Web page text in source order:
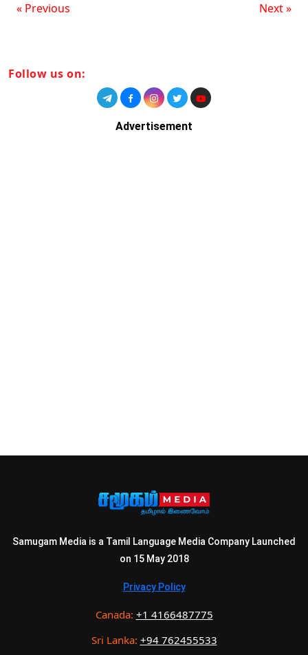
« Previous Next »
Follow us on:
Advertisement
Samugam Media is a Tamil Language Media Company Launched
on 15 May 2018
Privacy Policy
Canada: +1 4166487775
Sri Lanka: +94 762455533